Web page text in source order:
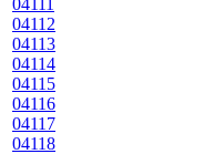
04111
04112
04113
04114
04115
04116
04117
04118